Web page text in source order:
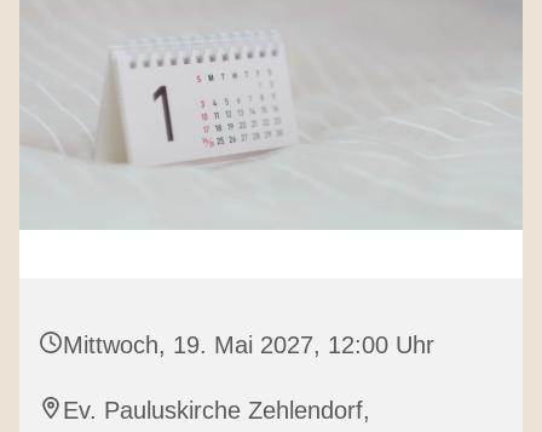
Mittwoch, 19. Mai 2027, 12:00 Uhr
Ev. Pauluskirche Zehlendorf,